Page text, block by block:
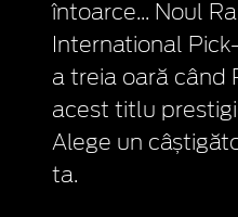
întoarce... Noul
International
a treia oară când
acest titlu
Alege un
ta.